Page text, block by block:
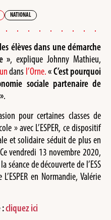
NATIONAL
élèves dans une démarche
», explique Johnny Mathieu,
dans l’Orne.« C’est pourquoi
sociale partenaire de
.
pour certaines classes de
» avec L’ESPER, ce dispositif
et solidaire séduit de plus en
vendredi 13 novembre 2020,
séance de découverte de l’ESS
en Normandie, Valérie
:cliquez ici